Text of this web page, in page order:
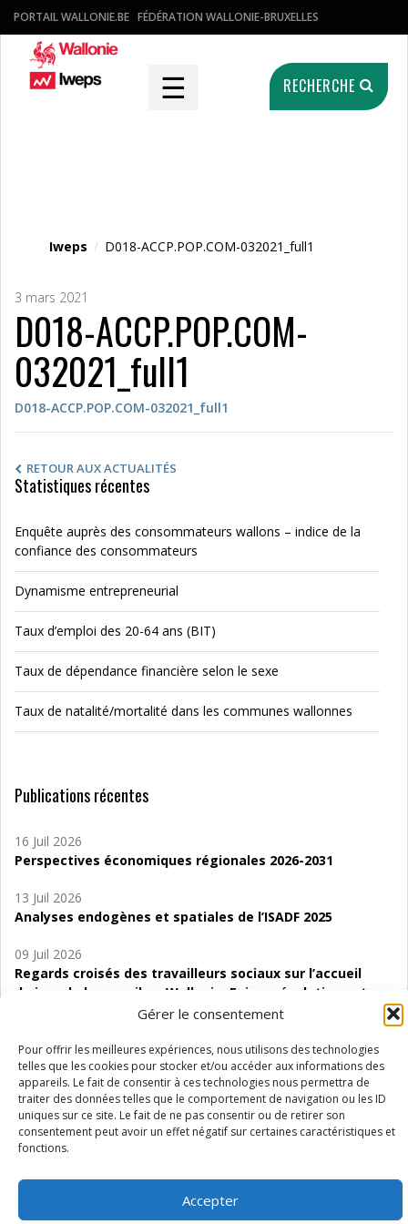
Gérer le consentement
Pour offrir les meilleures expériences, nous utilisons des technologies
telles que les cookies pour stocker et/ou accéder aux informations des
appareils. Le fait de consentir à ces technologies nous permettra de
traiter des données telles que le comportement de navigation ou les ID
uniques sur ce site. Le fait de ne pas consentir ou de retirer son
consentement peut avoir un effet négatif sur certaines caractéristiques et
fonctions.
Accepter
PORTAIL WALLONIE.BE FÉDÉRATION WALLONIE-BRUXELLES
☰ RECHERCHE
Iweps / D018-ACCP.POP.COM-032021_full1
3 mars 2021
D018-ACCP.POP.COM-
032021_full1
D018-ACCP.POP.COM-032021_full1
RETOUR AUX ACTUALITÉS
Statistiques récentes
Enquête auprès des consommateurs wallons – indice de la
confiance des consommateurs
Dynamisme entrepreneurial
Taux d’emploi des 20-64 ans (BIT)
Taux de dépendance financière selon le sexe
Taux de natalité/mortalité dans les communes wallonnes
Publications récentes
16 Juil 2026
Perspectives économiques régionales 2026-2031
13 Juil 2026
Analyses endogènes et spatiales de l’ISADF 2025
09 Juil 2026
Regards croisés des travailleurs sociaux sur l’accueil
de jour de bas seuil en Wallonie. Enjeux, évolutions et
06 Juil 2026
Étude d’évaluabilité des Structures
d’accompagnement à l’autocréation d’emploi (SAACE)
01 Juil 2026
Pénurie du personnel infirmier :quels indicateurs
Wallonie ?